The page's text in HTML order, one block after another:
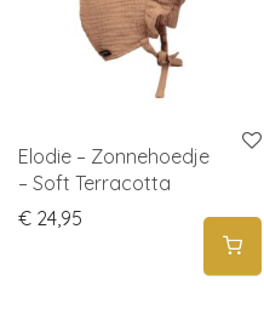
Elodie – Zonnehoedje
– Soft Terracotta
€ 24,95